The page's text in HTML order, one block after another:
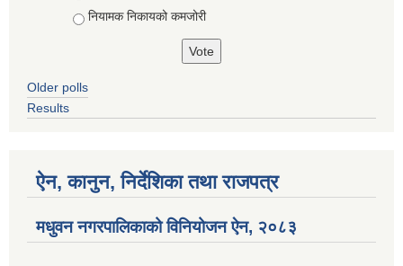
नियामक निकायको कमजोरी
Older polls
Results
ऐन, कानुन, निर्देशिका तथा राजपत्र
मधुवन नगरपालिकाको विनियोजन ऐन, २०८३